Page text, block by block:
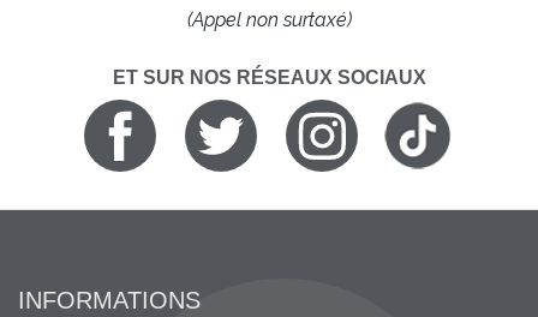
(Appel non surtaxé)
ET SUR NOS RÉSEAUX SOCIAUX
INFORMATIONS